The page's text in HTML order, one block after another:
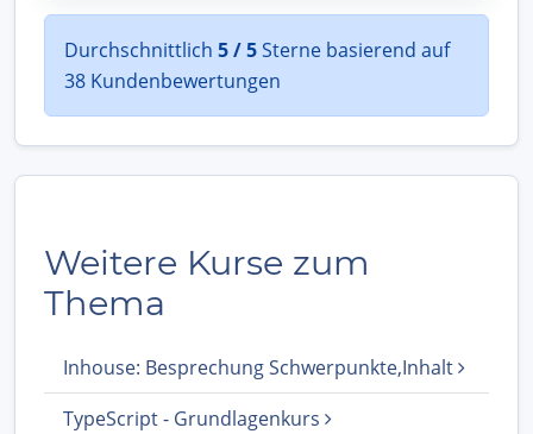
Durchschnittlich 5 / 5Sterne basierend auf
38 Kundenbewertungen
Weitere Kurse zum
Thema
Inhouse: Besprechung Schwerpunkte,Inhalt
TypeScript - Grundlagenkurs